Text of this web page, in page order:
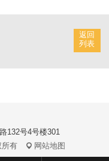
返回
列表
132号4号楼301
所有 网站地图